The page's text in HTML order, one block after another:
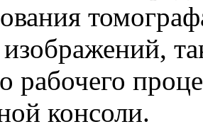
изображений,
рабочего
консоли.